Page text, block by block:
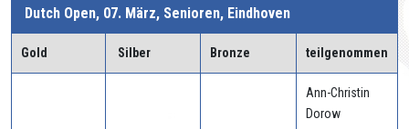
Dutch Open, 07. März, Senioren, Eindhoven
Gold Silber Bronze teilgenommen
Ann-Christin
Dorow